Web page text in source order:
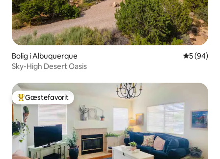
Bolig i Albuquerque 5 ud af 5 i
5 (94)
Sky-High Desert Oasis
Bedste gæstefavorit
Gæstefavorit